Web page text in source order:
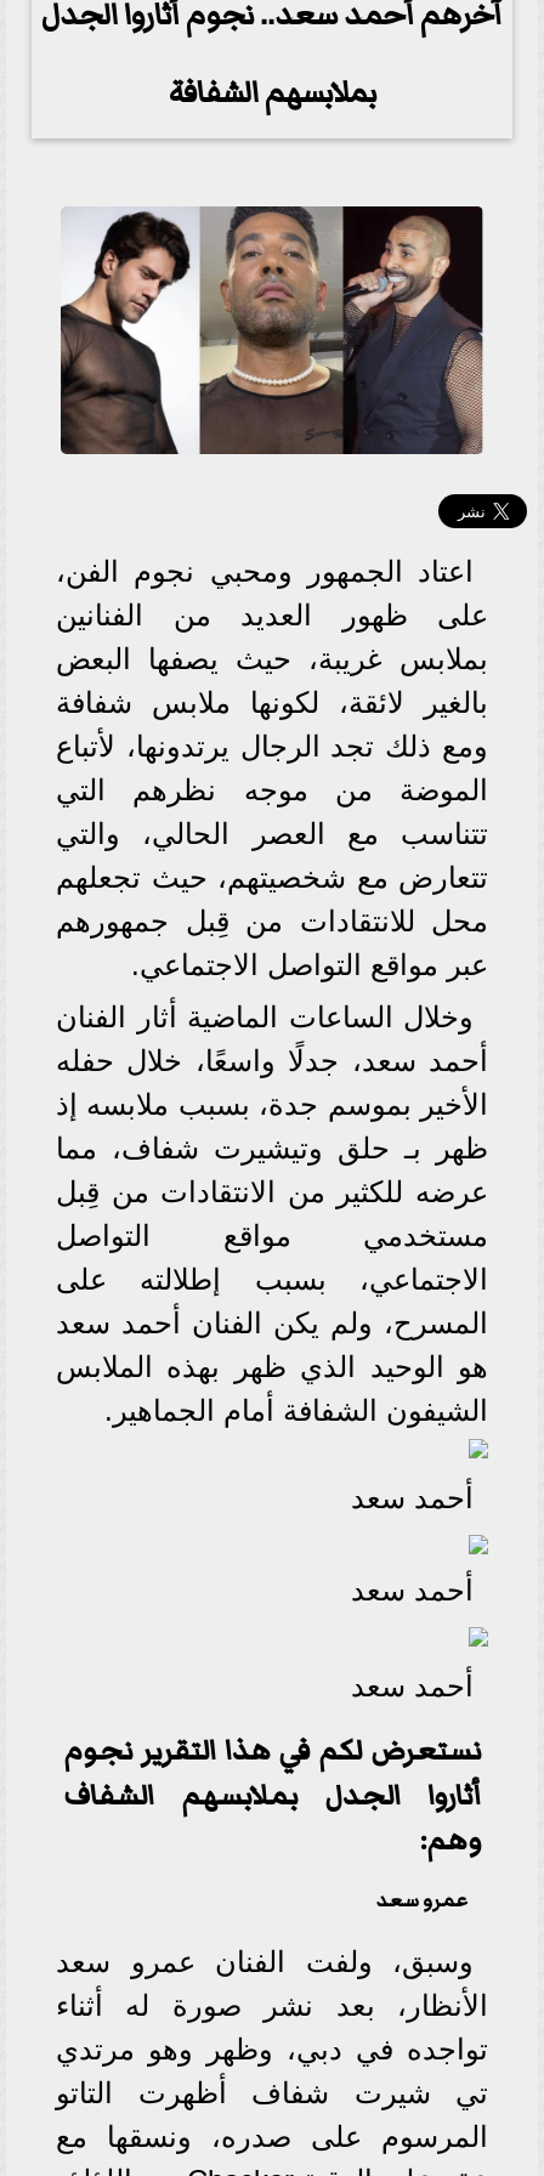
آخرهم أحمد سعد.. نجوم أثاروا الجدل
بملابسهم الشفافة
اعتاد الجمهور ومحبي نجوم الفن،
على ظهور العديد من الفنانين
بملابس غريبة، حيث يصفها البعض
بالغير لائقة، لكونها ملابس شفافة
ومع ذلك تجد الرجال يرتدونها، لأتباع
الموضة من موجه نظرهم التي
تتناسب مع العصر الحالي، والتي
تتعارض مع شخصيتهم، حيث تجعلهم
محل للانتقادات من قِبل جمهورهم
عبر مواقع التواصل الاجتماعي.
وخلال الساعات الماضية أثار الفنان
أحمد سعد، جدلًا واسعًا، خلال حفله
الأخير بموسم جدة، بسبب ملابسه إذ
ظهر بـ حلق وتيشيرت شفاف، مما
عرضه للكثير من الانتقادات من قِبل
مستخدمي مواقع التواصل
الاجتماعي، بسبب إطلالته على
المسرح، ولم يكن الفنان أحمد سعد
هو الوحيد الذي ظهر بهذه الملابس
الشيفون الشفافة أمام الجماهير.
أحمد سعد
أحمد سعد
أحمد سعد
نستعرض لكم في هذا التقرير نجوم
أثاروا الجدل بملابسهم الشفاف
وهم:
عمرو سعد
وسبق، ولفت الفنان عمرو سعد
الأنظار، بعد نشر صورة له أثناء
تواجده في دبي، وظهر وهو مرتدي
تي شيرت شفاف أظهرت التاتو
المرسوم على صدره، ونسقها مع